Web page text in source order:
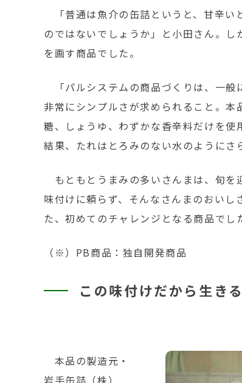
「普通は魚介の缶詰というと、甘辛い
のではないでしょうか」と小田さん。
を画す商品でした。
「パルシステムの商品づくりは、一般
非常にシンプルさが求められること。
糖、しょうゆ、わずかな香辛料だけを使
結果、たれはとろみのない水のようにさ
もともとうまみの多いさんまは、旬を
味付けに頼らず、そんなさんまのおい
た、初めてのチャレンジとなる商品でし
（※）PB商品：独自開発商品
この味付けだから生き
本品の製造元・
岩手缶詰（株）